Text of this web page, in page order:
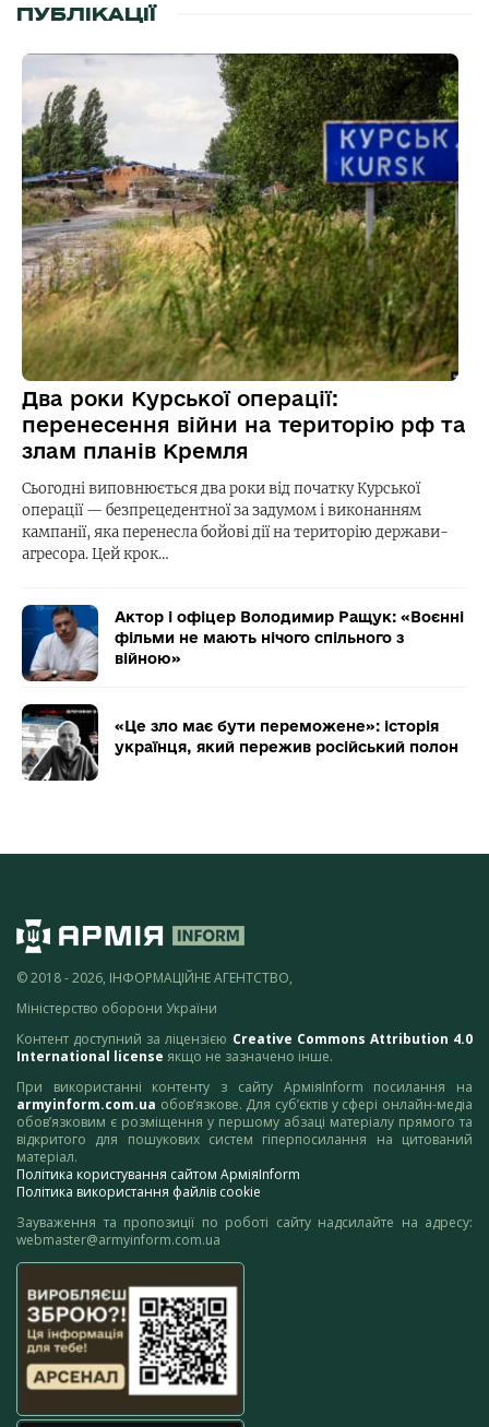
ПУБЛІКАЦІЇ
Два роки Курської операції:
перенесення війни на територію рф та
злам планів Кремля
Сьогодні виповнюється два роки від початку Курської
операції — безпрецедентної за задумом і виконанням
кампанії, яка перенесла бойові дії на територію держави-
агресора. Цей крок…
Актор і офіцер Володимир Ращук: «Воєнні
фільми не мають нічого спільного з
війною»
«Це зло має бути переможене»: історія
українця, який пережив російський полон
© 2018 - 2026, ІНФОРМАЦІЙНЕ АГЕНТСТВО,
Міністерство оборони України
Контент доступний за ліцензією Creative Commons Attribution 4.0
International license якщо не зазначено інше.
При використанні контенту з сайту АрміяInform посилання на
armyinform.com.ua обов’язкове. Для суб’єктів у сфері онлайн-медіа
обов’язковим є розміщення у першому абзаці матеріалу прямого та
відкритого для пошукових систем гіперпосилання на цитований
матеріал.
Політика користування сайтом АрміяInform
Політика використання файлів cookie
Зауваження та пропозиції по роботі сайту надсилайте на адресу:
webmaster@armyinform.com.ua